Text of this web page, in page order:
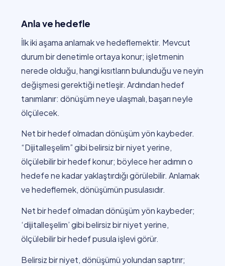
Anla ve hedefle
İlk iki aşama anlamak ve hedeflemektir. Mevcut
durum bir denetimle ortaya konur; işletmenin
nerede olduğu, hangi kısıtların bulunduğu ve neyin
değişmesi gerektiği netleşir. Ardından hedef
tanımlanır: dönüşüm neye ulaşmalı, başarı neyle
ölçülecek.
Net bir hedef olmadan dönüşüm yön kaybeder.
“Dijitalleşelim” gibi belirsiz bir niyet yerine,
ölçülebilir bir hedef konur; böylece her adımın o
hedefe ne kadar yaklaştırdığı görülebilir. Anlamak
ve hedeflemek, dönüşümün pusulasıdır.
Net bir hedef olmadan dönüşüm yön kaybeder;
‘dijitalleşelim’ gibi belirsiz bir niyet yerine,
ölçülebilir bir hedef pusula işlevi görür.
Belirsiz bir niyet, dönüşümü yolundan saptırır;